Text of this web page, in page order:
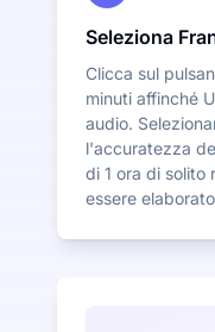
Seleziona
Clicca sul
minuti affinché
audio.
l'accuratezza
di 1 ora di solito
essere